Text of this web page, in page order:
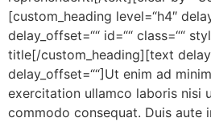
[custom_heading level=“h4″
delay_offset=““ id=““ class=““
title[/custom_heading][text
delay_offset=““]Ut enim ad
exercitation ullamco laboris nisi
commodo consequat. Duis aute